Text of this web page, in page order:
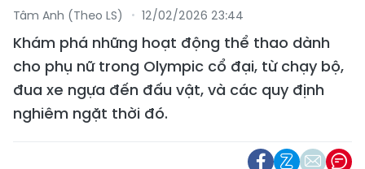
Tâm Anh (theo LS) 12/02/2026 23:44
Khám phá những hoạt động thể thao dành
cho phụ nữ trong Olympic cổ đại, từ chạy bộ,
đua xe ngựa đến đấu vật, và các quy định
nghiêm ngặt thời đó.